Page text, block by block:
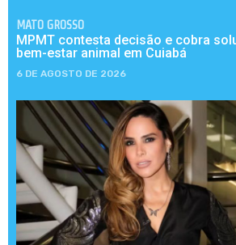
MATO GROSSO
MPMT contesta decisão e cobra
bem-estar animal em Cuiabá
6 DE AGOSTO DE 2026